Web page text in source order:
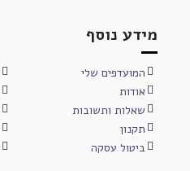
מידע נוסף
המועדפים שלי
אודות
שאלות ותשובות
תקנון
ביטול עסקה